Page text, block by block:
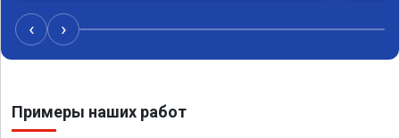
‹ ›
Примеры наших работ